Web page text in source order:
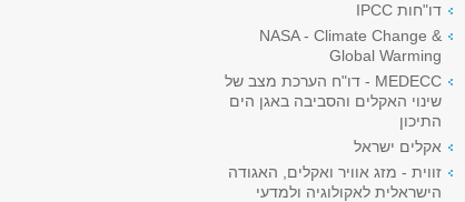
דו"חות IPCC
NASA - Climate Change &
Global Warming
MEDECC - דו"ח הערכת מצב של
שינוי האקלים והסביבה באגן הים
התיכון
אקלים ישראל
זווית - מזג אוויר ואקלים, האגודה
הישראלית לאקולוגיה ולמדעי